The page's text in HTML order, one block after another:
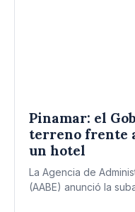
Pinamar: el
terreno frente
un hotel
La Agencia de
(AABE) anunció la